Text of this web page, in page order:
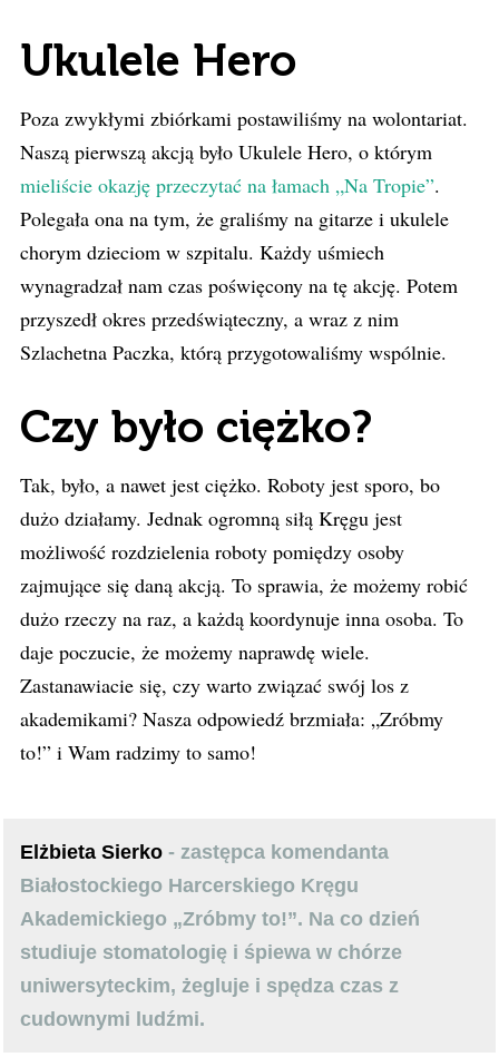
Ukulele Hero
Poza zwykłymi zbiórkami postawiliśmy na wolontariat.
Naszą pierwszą akcją było Ukulele Hero, o którym
mieliście okazję przeczytać na łamach „Na Tropie”.
Polegała ona na tym, że graliśmy na gitarze i ukulele
chorym dzieciom w szpitalu. Każdy uśmiech
wynagradzał nam czas poświęcony na tę akcję. Potem
przyszedł okres przedświąteczny, a wraz z nim
Szlachetna Paczka, którą przygotowaliśmy wspólnie.
Czy było ciężko?
Tak, było, a nawet jest ciężko. Roboty jest sporo, bo
dużo działamy. Jednak ogromną siłą Kręgu jest
możliwość rozdzielenia roboty pomiędzy osoby
zajmujące się daną akcją. To sprawia, że możemy robić
dużo rzeczy na raz, a każdą koordynuje inna osoba. To
daje poczucie, że możemy naprawdę wiele.
Zastanawiacie się, czy warto związać swój los z
akademikami? Nasza odpowiedź brzmiała: „Zróbmy
to!” i Wam radzimy to samo!
Elżbieta Sierko - zastępca komendanta
Białostockiego Harcerskiego Kręgu
Akademickiego „Zróbmy to!”. Na co dzień
studiuje stomatologię i śpiewa w chórze
uniwersyteckim, żegluje i spędza czas z
cudownymi ludźmi.